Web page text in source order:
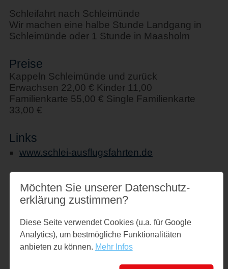
Schleifahrt nach Schleimünde
Wir machen eine halbe Stunde Landgang in
Schleimünde oder 1 Stunde in Maasholm
Preise
Kappeln Schleimünde und zurück
Erwachsen 22,00 € Kinder 11,00
Familienkarte 55,00 € Single Familienkarte
33,00 €
Links
www.schlei-ausflugsfahrten.de
Veranstaltungsort
Schiff " Stadt Kappeln"
Am Hafen 1
24376 Kappeln
Möchten Sie unserer Datenschutz­
erklärung zustimmen?
Diese Seite verwendet Cookies (u.a. für Google
Analytics), um bestmögliche Funktionalitäten
anbieten zu können. Mehr Infos